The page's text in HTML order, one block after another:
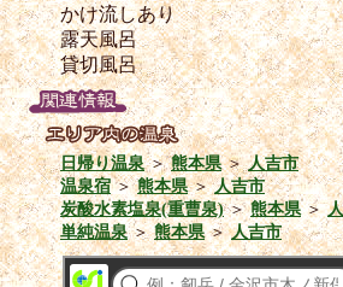
かけ流しあり
露天風呂
貸切風呂
日帰り温泉＞熊本県＞人吉市
温泉宿＞熊本県＞人吉市
炭酸水素塩泉(重曹泉)＞熊本県＞
単純温泉＞熊本県＞人吉市